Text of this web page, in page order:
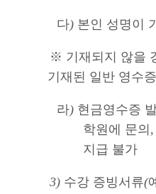
다) 본인 성명이
※ 기재되지 않을
기재된 일반 영수
라) 현금영수증
학원에 문의 ,
지급 불가
3) 수강 증빙서류(